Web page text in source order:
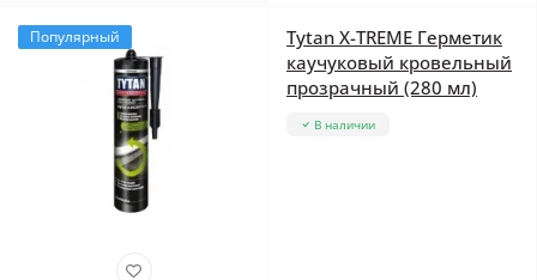
Популярный
Tytan X-TREME Герметик
каучуковый кровельный
прозрачный (280 мл)
В наличии